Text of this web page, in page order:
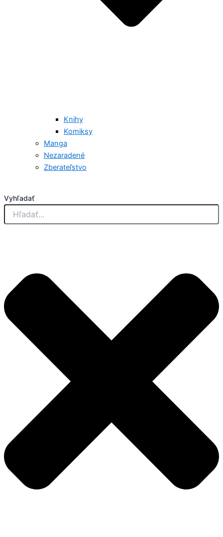
Knihy
Komiksy
Manga
Nezaradené
Zberateľstvo
Vyhľadať